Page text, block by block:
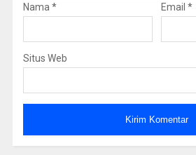
Nama * Email *
Situs Web